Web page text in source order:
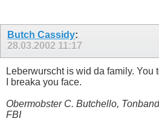
Butch Cassidy:
28.03.2002 11:17
Leberwurscht is wid da family. You
I breaka you face.
Obermobster C. Butchello,
FBI